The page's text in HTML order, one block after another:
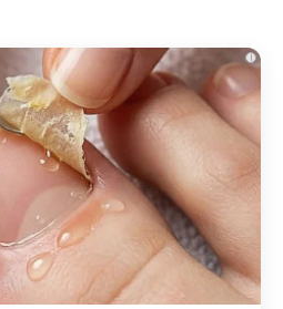
i